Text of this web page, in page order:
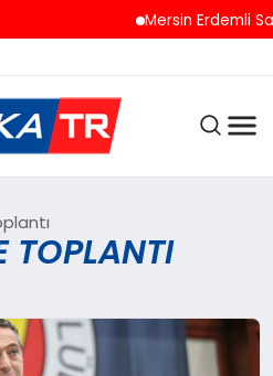
Mersin Erdemli
TOPLANTI